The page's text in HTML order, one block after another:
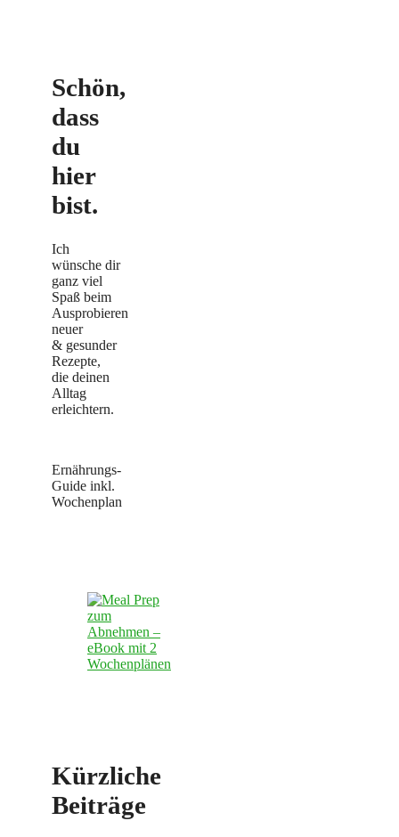
Schön,
dass
du
hier
bist.
Ich
wünsche dir
ganz viel
Spaß beim
Ausprobieren
neuer
& gesunder
Rezepte,
die deinen
Alltag
erleichtern.
Ernährungs-
Guide inkl.
Wochenplan
Kürzliche
Beiträge